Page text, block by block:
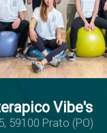
Vibe's
59100 Prato (PO)